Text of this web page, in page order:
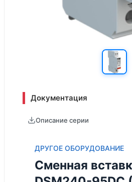
Документация
Описание серии
ДРУГОЕ ОБОРУДОВАНИЕ
Сменная